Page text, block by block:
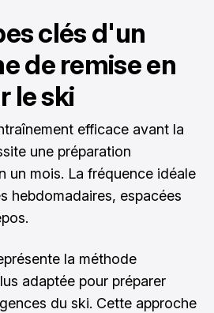
clés d'un
de remise en
le ski
efficace avant la
une préparation
un mois. La fréquence idéale
hebdomadaires, espacées
la méthode
adaptée pour préparer
du ski. Cette approche